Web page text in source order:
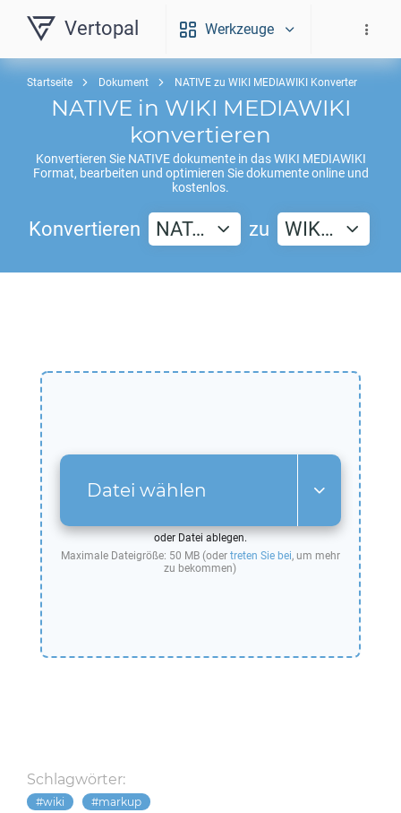
Vertopal Werkzeuge
Startseite Dokument NATIVE zu WIKI MEDIAWIKI Konverter
NATIVE in WIKI MEDIAWIKI
konvertieren
Konvertieren Sie NATIVEdokumente in dasWIKI MEDIAWIKI
Format, bearbeiten und optimieren Sie dokumente online und
kostenlos.
Konvertieren NAT… zu WIK…
Datei wählen
oder Datei ablegen.
Maximale Dateigröße: 50 MB (oder treten Sie bei, um mehr
zu bekommen)
Schlagwörter:
wiki markup